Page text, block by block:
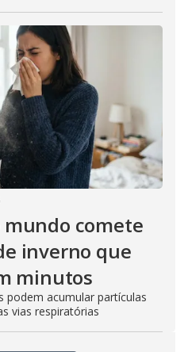
comete
inverno que
minutos
podem acumular partículas
vias respiratórias